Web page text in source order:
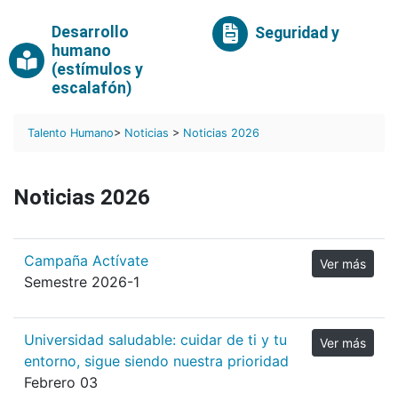
Desarrollo
humano
(estímulos y
escalafón)
Seguridad y
Talento Humano> Noticias > Noticias 2026
Noticias 2026
Campaña Actívate
Semestre 2026-1
Ver más
Universidad saludable: cuidar de ti y tu
entorno, sigue siendo nuestra prioridad
Febrero 03
Ver más